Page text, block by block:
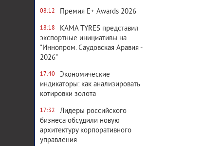
08:12 Премия E+ Awards 2026
18:18
KAMA TYRES представил
экспортные инициативы на
"Иннопром. Саудовская Аравия -
2026"
17:40
Экономические
индикаторы: как анализировать
котировки золота
17:32
Лидеры российского
бизнеса обсудили новую
архитектуру корпоративного
управления